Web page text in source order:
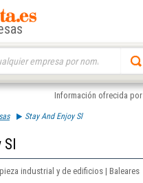
Información ofrecida por
Stay And Enjoy Sl
Sl
industrial y de edificios | Baleares